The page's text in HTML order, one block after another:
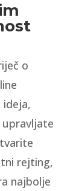
o
ideja,
rejting,
najbolje